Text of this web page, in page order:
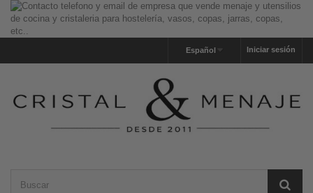
Iniciar sesión
Español